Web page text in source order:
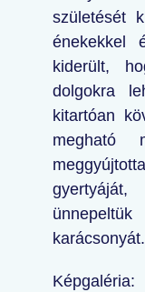
születését
énekekkel
kiderült,
dolgokra
kitartóan
megható
karácsonyát.
Képgaléria: